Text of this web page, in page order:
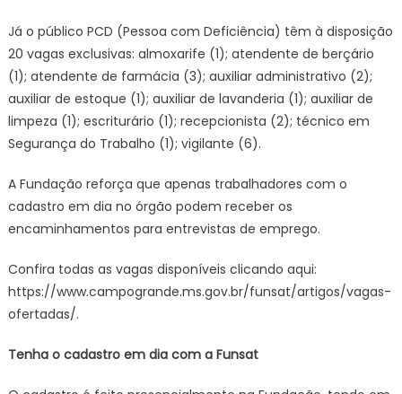
Já o público PCD (Pessoa com Deficiência) têm à disposição
20 vagas exclusivas: almoxarife (1); atendente de berçário
(1); atendente de farmácia (3); auxiliar administrativo (2);
auxiliar de estoque (1); auxiliar de lavanderia (1); auxiliar de
limpeza (1); escriturário (1); recepcionista (2); técnico em
Segurança do Trabalho (1); vigilante (6).
A Fundação reforça que apenas trabalhadores com o
cadastro em dia no órgão podem receber os
encaminhamentos para entrevistas de emprego.
Confira todas as vagas disponíveis clicando aqui:
https://www.campogrande.ms.gov.br/funsat/artigos/vagas-
ofertadas/.
Tenha o cadastro em dia com a Funsat